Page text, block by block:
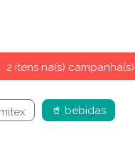
2 itens na(s)
🥤 bebidas